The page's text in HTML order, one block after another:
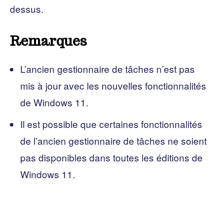
dessus.
Remarques
L’ancien gestionnaire de tâches n’est pas
mis à jour avec les nouvelles fonctionnalités
de Windows 11.
Il est possible que certaines fonctionnalités
de l’ancien gestionnaire de tâches ne soient
pas disponibles dans toutes les éditions de
Windows 11.